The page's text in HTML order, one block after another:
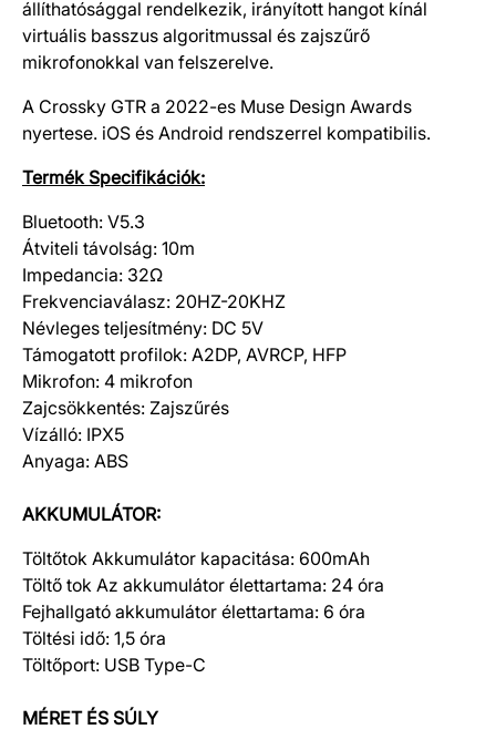
állíthatósággal rendelkezik, irányított hangot kínál
virtuális basszus algoritmussal és zajszűrő
mikrofonokkal van felszerelve.
A Crossky GTR a 2022-es Muse Design Awards
nyertese. iOS és Android rendszerrel kompatibilis.
Termék Specifikációk:
Bluetooth: V5.3
Átviteli távolság: 10m
Impedancia: 32Ω
Frekvenciaválasz: 20HZ-20KHZ
Névleges teljesítmény: DC 5V
Támogatott profilok: A2DP, AVRCP, HFP
Mikrofon: 4 mikrofon
Zajcsökkentés: Zajszűrés
Vízálló: IPX5
Anyaga: ABS
AKKUMULÁTOR:
Töltőtok Akkumulátor kapacitása: 600mAh
Töltő tok Az akkumulátor élettartama: 24 óra
Fejhallgató akkumulátor élettartama: 6 óra
Töltési idő: 1,5 óra
Töltőport: USB Type-C
MÉRET ÉS SÚLY